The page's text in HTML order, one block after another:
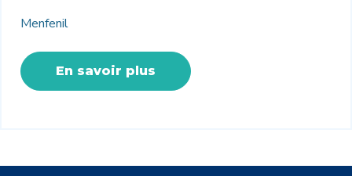
Menfenil
En savoir plus